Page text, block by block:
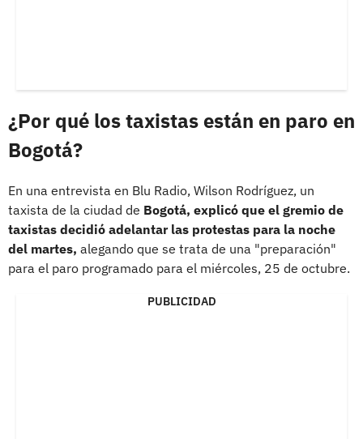
¿Por qué los taxistas están en paro en
Bogotá?
En una entrevista en Blu Radio, Wilson Rodríguez, un
taxista de la ciudad de Bogotá, explicó que el gremio de
taxistas decidió adelantar las protestas para la noche
del martes, alegando que se trata de una "preparación"
para el paro programado para el miércoles, 25 de octubre.
PUBLICIDAD